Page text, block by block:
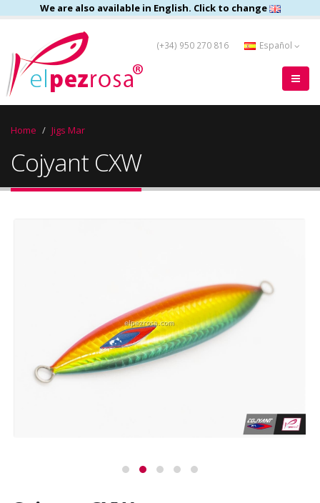
We are also available in English. Click to change
(+34) 950 270 816 Español
Home Jigs Mar
Cojyant CXW